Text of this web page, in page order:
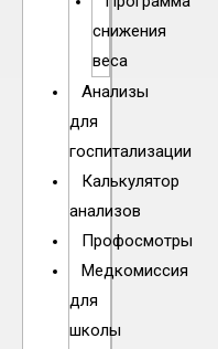
снижения
веса
Анализы
для
госпитализации
Калькулятор
анализов
Профосмотры
Медкомиссия
для
школы